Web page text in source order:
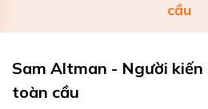
cầu
Sam Altman - Người
toàn cầu